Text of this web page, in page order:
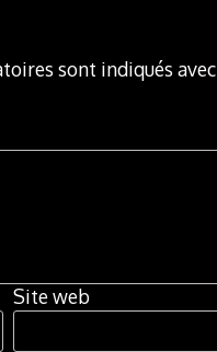
sont indiqués avec
Site web